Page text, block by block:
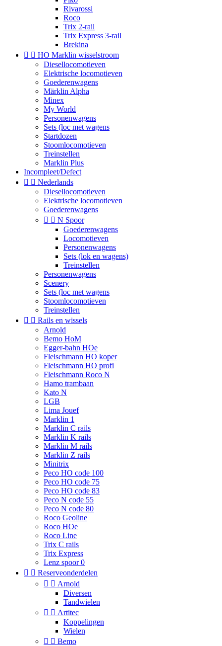
Rivarossi
Roco
Trix 2-rail
Trix Express 3-rail
Brekina
  HO Marklin wisselstroom
Diesellocomotieven
Elektrische locomotieven
Goederenwagens
Märklin Alpha
Minex
My World
Personenwagens
Sets (loc met wagens
Startdozen
Stoomlocomotieven
Treinstellen
Marklin Plus
Incompleet/Defect
  Nederlands
Diesellocomotieven
Elektrische locomotieven
Goederenwagens
  N Spoor
Goederenwagens
Locomotieven
Personenwagens
Sets (lok en wagens)
Treinstellen
Personenwagens
Scenery
Sets (loc met wagens
Stoomlocomotieven
Treinstellen
  Rails en wissels
Arnold
Bemo HoM
Egger-bahn HOe
Fleischmann HO koper
Fleischmann HO profi
Fleischmann Roco N
Hamo trambaan
Kato N
LGB
Lima Jouef
Marklin 1
Marklin C rails
Marklin K rails
Marklin M rails
Marklin Z rails
Minitrix
Peco HO code 100
Peco HO code 75
Peco HO code 83
Peco N code 55
Peco N code 80
Roco Geoline
Roco HOe
Roco Line
Trix C rails
Trix Express
Lenz spoor 0
  Reserveonderdelen
  Arnold
Diversen
Tandwielen
  Artitec
Koppelingen
Wielen
  Bemo